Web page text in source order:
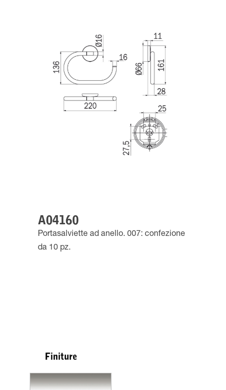
A04160
Portasalviette ad anello. 007: confezione
da 10 pz.
Finiture